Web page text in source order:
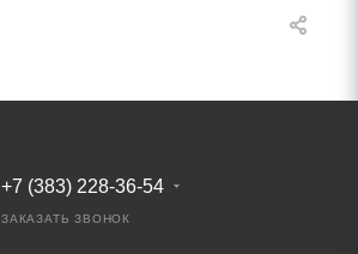
+7 (383) 228-36-54
ЗАКАЗАТЬ ЗВОНОК